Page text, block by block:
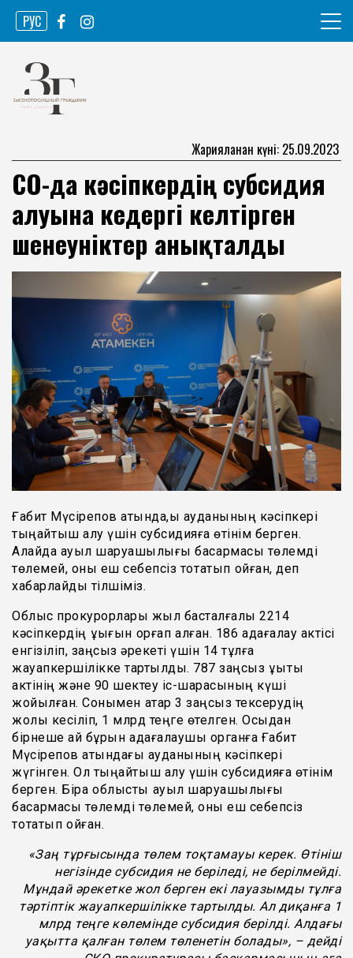
Skip
content
РУС
Законопослушный гражданин
Жарияланған күні: 25.09.2023
СҚО-да кәсіпкердің субсидия
алуына кедергі келтірген
шенеуніктер анықталды
Ғабит Мүсірепов атында,ы ауданының кәсіпкері
тыңайтқыш алу үшін субсидияға өтінім берген.
Алайда ауыл шаруашылығы басқармасы төлемді
төлемей, оны еш себепсіз тоқтатып қойған, деп
хабарлайды тілшіміз.
Облыс прокурорлары жыл басталғалы 2214
кәсіпкердің құқығын қорғап қалған. 186 қадағалау актісі
енгізіліп, заңсыз әрекеті үшін 14 тұлға
жауапкершілікке тартылды. 787 заңсыз құқықтық
актінің және 90 шектеу іс-шарасының күші
жойылған. Сонымен қатар 3 заңсыз тексерудің
жолы кесіліп, 1 млрд теңге өтелген. Осыдан
бірнеше ай бұрын қадағалаушы органға Ғабит
Мүсірепов атындағы ауданының кәсіпкері
жүгінген. Ол тыңайтқыш алу үшін субсидияға өтінім
берген. Бірақ облыстық ауыл шаруашылығы
басқармасы төлемді төлемей, оны еш себепсіз
тоқтатып қойған.
«Заң тұрғысында төлем тоқтамауы керек. Өтініш
негізінде субсидия не беріледі, не берілмейді.
Мұндай әрекетке жол берген екі лауазымды тұлға
тәртіптік жауапкершілікке тартылды. Ал диқанға 1
млрд теңге көлемінде субсидия берілді. Алдағы
уақытта қалған төлем төленетін болады», – дейді